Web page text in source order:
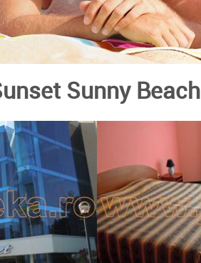
Sunny Beach